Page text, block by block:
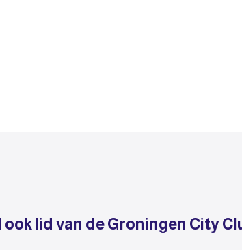
ook lid van de Groningen City